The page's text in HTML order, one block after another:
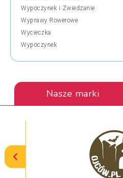
Wypoczynek i Zwiedzanie
Wyprawy Rowerowe
Wycieczka
Wypoczynek
Nasze marki